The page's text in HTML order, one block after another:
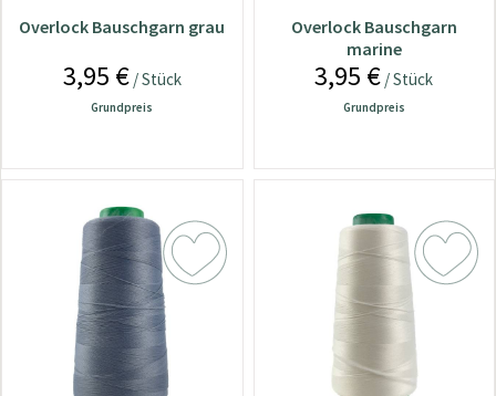
Overlock Bauschgarn grau
3,95 €/ Stück
Grundpreis
Overlock Bauschgarn
marine
3,95 € / Stück
Grundpreis